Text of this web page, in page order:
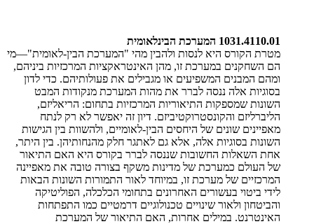
1031.4110.01 המערכת הבינלאומית
מטרת הקורס היא לנסות ולהבין מהי "המערכת הבין-לאומית"—מי
הם השחקנים במערכת זו, מהן האינטראקציות המרכזיות ביניהם,
ומהם המבנים המשפיעים או מגבילים את פעולותיהם. כדי לדון
בסוגיות אלה ננסה לברר את מהות המערכת מנקודות המבט
השונות שמספקות התיאוריות המרכזיות בתחום: הריאליזם,
הליברליזם והקונסטרוקטיביזם. דיון זה יאפשר לא רק לנתח
מאפיינים שונים של היחסים הבין-לאומיים, ולהשוות בין הגישות
השונות בסוגיות אלה, אלא גם לאתגר חלק מהנחותיהן. בין היתר,
אחת השאלות החשובות שננסה לברר בקורס היא האם התיאור
של העולם כמערכת של מדינות משקף בצורה טובה את מאפיינה
המרכזיים של מערכת זו, במיוחד לאור התמורות השונות הבאות
לידי ביטוי בעשורים האחרונים בתחומי הכלכלה, הפוליטיקה
והביטחון ולאור שינויים טכנולוגיים דרמטיים כמו התפתחות
האינטרנט. במילים אחרות, האם התיאור של המערכת